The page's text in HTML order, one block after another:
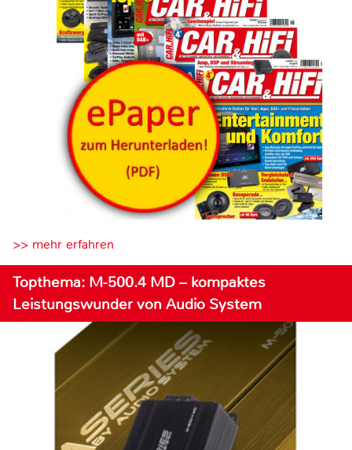
>> mehr erfahren
Topthema: M-500.4 MD – kompaktes
Leistungswunder von Audio System